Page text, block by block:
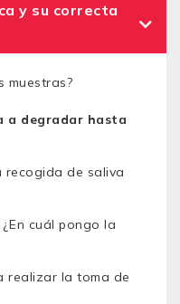
y su correcta
muestras?
a degradar hasta
recogida de saliva
cuál pongo la
realizar la toma de